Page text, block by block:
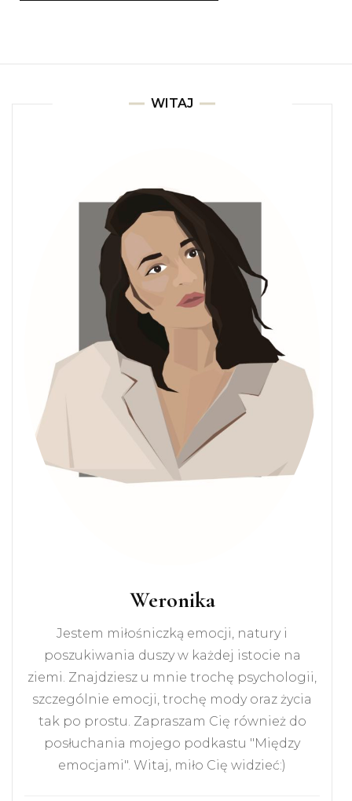
WITAJ
Weronika
Jestem miłośniczką emocji, natury i
poszukiwania duszy w każdej istocie na
ziemi. Znajdziesz u mnie trochę psychologii,
szczególnie emocji, trochę mody oraz życia
tak po prostu. Zapraszam Cię również do
posłuchania mojego podkastu "Między
emocjami". Witaj, miło Cię widzieć:)